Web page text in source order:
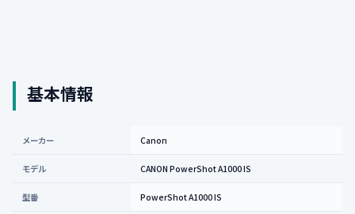
基本情報
メーカー Canon
モデル CANON PowerShot A1000 IS
型番 PowerShot A1000 IS